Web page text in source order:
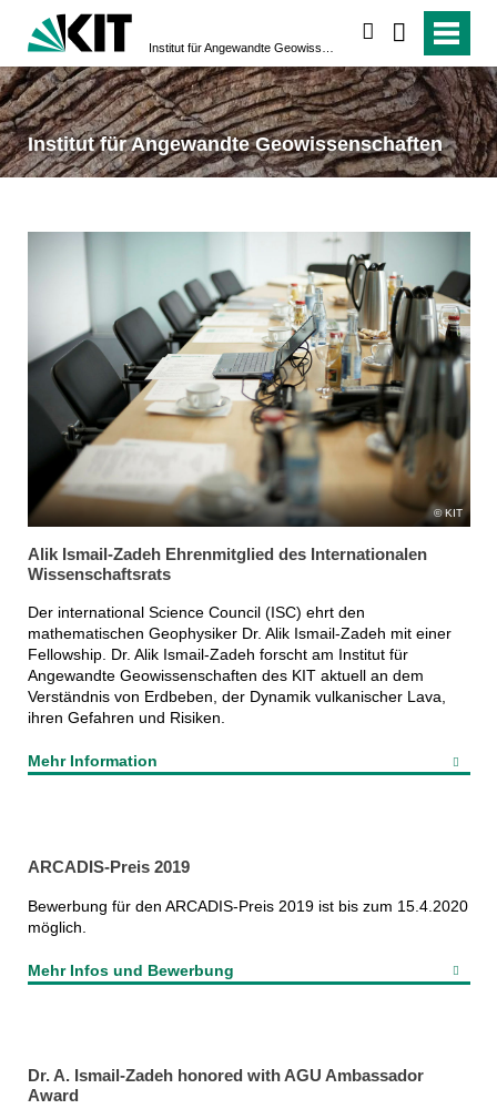
Institut für Angewandte Geowissenschaften
KIT
Alik Ismail-Zadeh Ehrenmitglied des Internationalen
Wissenschaftsrats
Der international Science Council (ISC) ehrt den
mathematischen Geophysiker Dr. Alik Ismail-Zadeh mit einer
Fellowship. Dr. Alik Ismail-Zadeh forscht am Institut für
Angewandte Geowissenschaften des KIT aktuell an dem
Verständnis von Erdbeben, der Dynamik vulkanischer Lava,
ihren Gefahren und Risiken.
Mehr Information
ARCADIS-Preis 2019
Bewerbung für den ARCADIS-Preis 2019 ist bis zum 15.4.2020
möglich.
Mehr Infos und Bewerbung
Dr. A. Ismail-Zadeh honored with AGU Ambassador
Award